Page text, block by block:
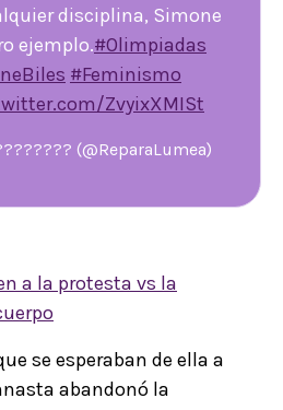
disciplina, Simone
ejemplo.#Olimpiadas
#Feminismo
ZvyixXMISt
(@ReparaLumea)
a la protesta vs la
se esperaban de ella a
abandonó la